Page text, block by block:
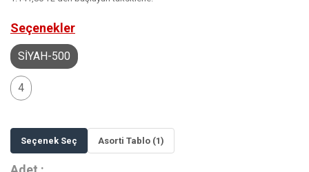
Seçenekler
SİYAH-500
4
Seçenek Seç Asorti Tablo (1)